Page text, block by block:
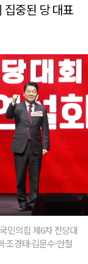
중된 당 대표
민의힘 제6차 전당대
경태·김문수·안철